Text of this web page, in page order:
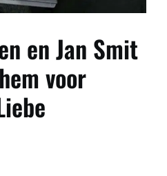
en Jan Smit
voor